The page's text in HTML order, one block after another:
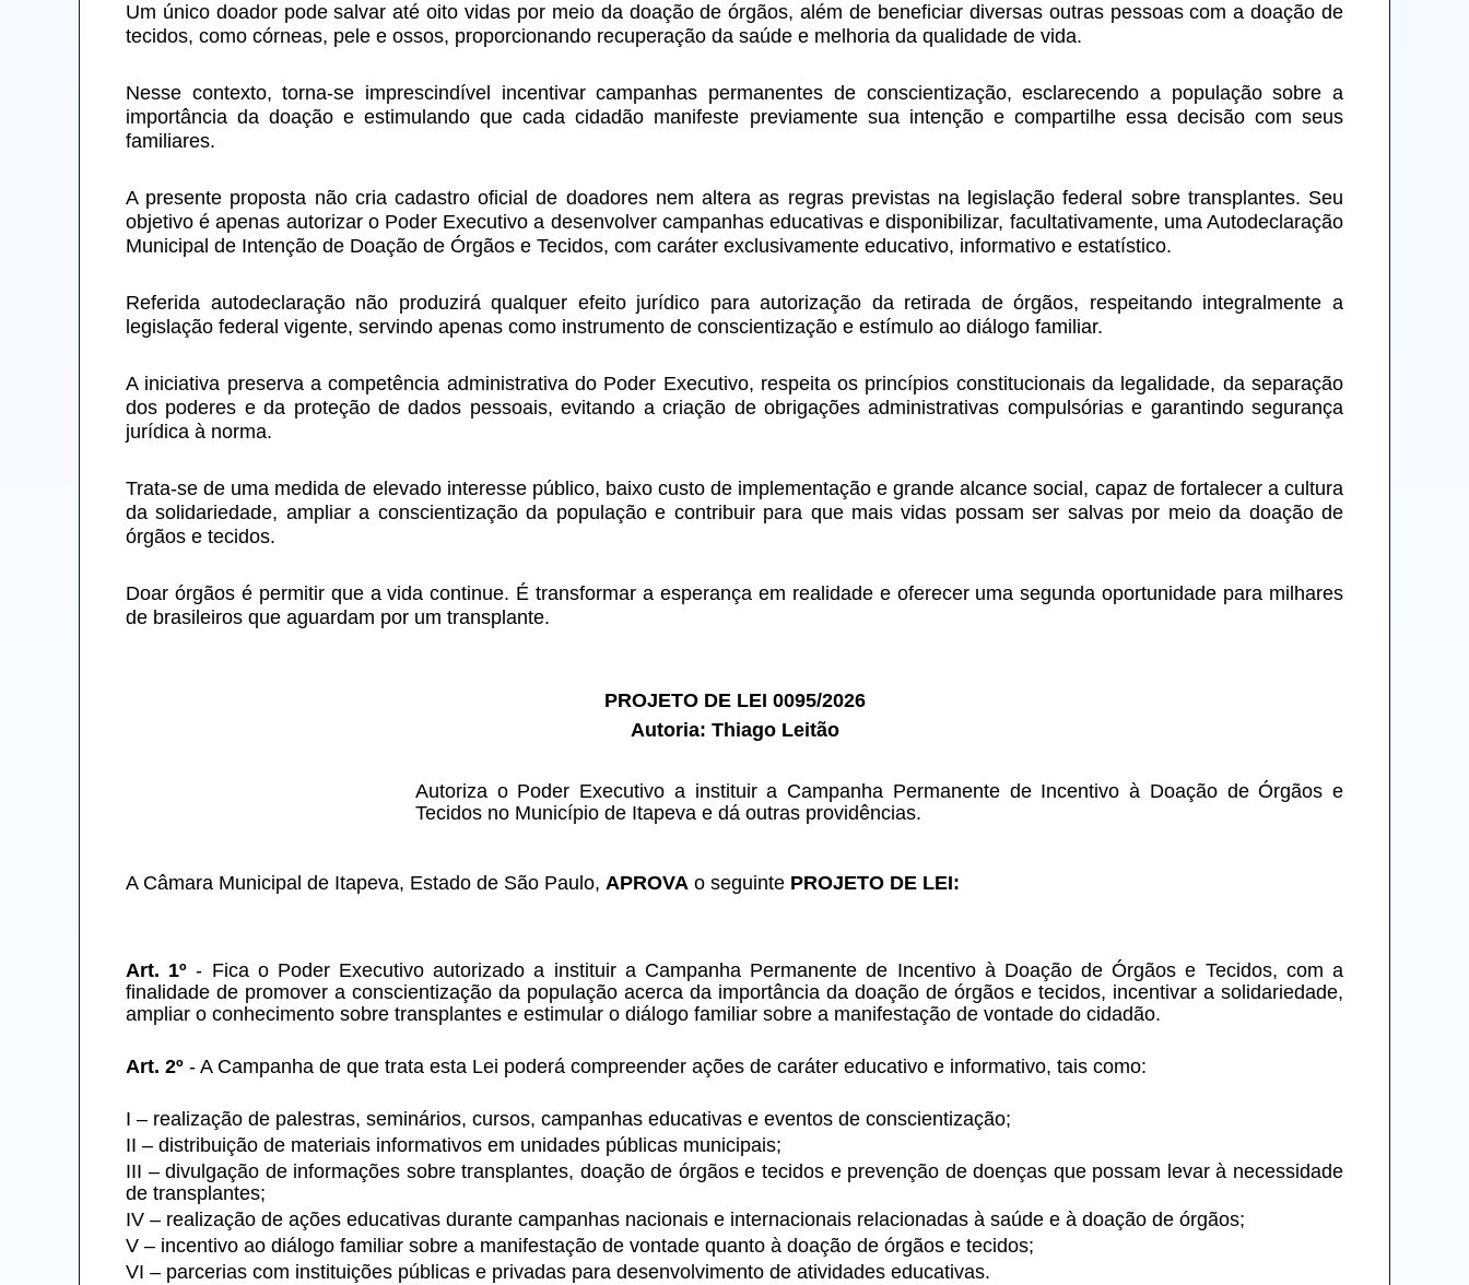
Um único doador pode salvar até oito vidas por meio da doação de órgãos, além de beneficiar diversas outras pessoas com a doação de
tecidos, como córneas, pele e ossos, proporcionando recuperação da saúde e melhoria da qualidade de vida.
Nesse contexto, torna-se imprescindível incentivar campanhas permanentes de conscientização, esclarecendo a população sobre a
importância da doação e estimulando que cada cidadão manifeste previamente sua intenção e compartilhe essa decisão com seus
familiares.
A presente proposta não cria cadastro oficial de doadores nem altera as regras previstas na legislação federal sobre transplantes. Seu
objetivo é apenas autorizar o Poder Executivo a desenvolver campanhas educativas e disponibilizar, facultativamente, uma Autodeclaração
Municipal de Intenção de Doação de Órgãos e Tecidos, com caráter exclusivamente educativo, informativo e estatístico.
Referida autodeclaração não produzirá qualquer efeito jurídico para autorização da retirada de órgãos, respeitando integralmente a
legislação federal vigente, servindo apenas como instrumento de conscientização e estímulo ao diálogo familiar.
A iniciativa preserva a competência administrativa do Poder Executivo, respeita os princípios constitucionais da legalidade, da separação
dos poderes e da proteção de dados pessoais, evitando a criação de obrigações administrativas compulsórias e garantindo segurança
jurídica à norma.
Trata-se de uma medida de elevado interesse público, baixo custo de implementação e grande alcance social, capaz de fortalecer a cultura
da solidariedade, ampliar a conscientização da população e contribuir para que mais vidas possam ser salvas por meio da doação de
órgãos e tecidos.
Doar órgãos é permitir que a vida continue. É transformar a esperança em realidade e oferecer uma segunda oportunidade para milhares
de brasileiros que aguardam por um transplante.
PROJETO DE LEI 0095/2026
Autoria: Thiago Leitão
Autoriza o Poder Executivo a instituir a Campanha Permanente de Incentivo à Doação de Órgãos e
Tecidos no Município de Itapeva e dá outras providências.
A Câmara Municipal de Itapeva, Estado de São Paulo, APROVA o seguinte PROJETO DE LEI:
Art. 1º - Fica o Poder Executivo autorizado a instituir a Campanha Permanente de Incentivo à Doação de Órgãos e Tecidos, com a
finalidade de promover a conscientização da população acerca da importância da doação de órgãos e tecidos, incentivar a solidariedade,
ampliar o conhecimento sobre transplantes e estimular o diálogo familiar sobre a manifestação de vontade do cidadão.
Art. 2º - A Campanha de que trata esta Lei poderá compreender ações de caráter educativo e informativo, tais como:
I – realização de palestras, seminários, cursos, campanhas educativas e eventos de conscientização;
II – distribuição de materiais informativos em unidades públicas municipais;
III – divulgação de informações sobre transplantes, doação de órgãos e tecidos e prevenção de doenças que possam levar à necessidade
de transplantes;
IV – realização de ações educativas durante campanhas nacionais e internacionais relacionadas à saúde e à doação de órgãos;
V – incentivo ao diálogo familiar sobre a manifestação de vontade quanto à doação de órgãos e tecidos;
VI – parcerias com instituições públicas e privadas para desenvolvimento de atividades educativas.